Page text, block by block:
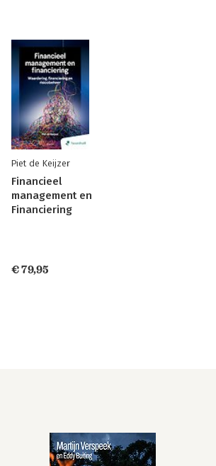
Piet de Keijzer
Financieel
management en
Financiering
€ 79,95